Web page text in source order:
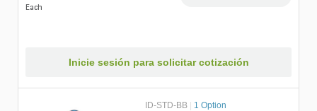
Each
Inicie sesión para solicitar cotización
ID-STD-BB | 1 Option